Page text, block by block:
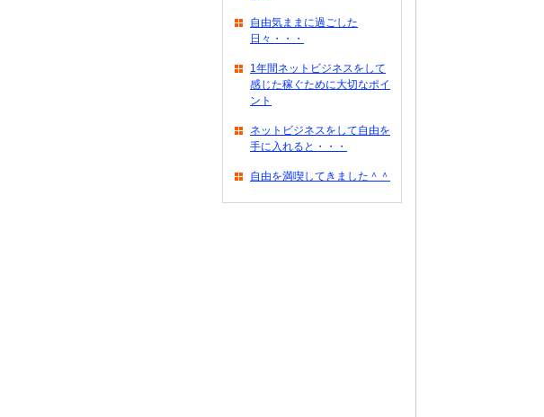
自由気ままに過ごした
日々・・・
1年間ネットビジネスをして
感じた稼ぐために大切なポイ
ント
ネットビジネスをして自由を
手に入れると・・・
自由を満喫してきました＾＾